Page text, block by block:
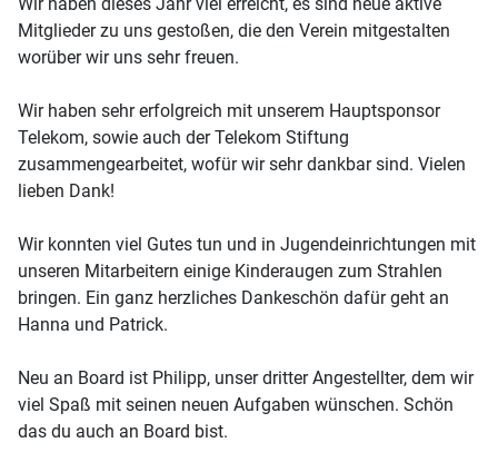
Mitglieder zu uns gestoßen, die den Verein mitgestalten
worüber wir uns sehr freuen.
Wir haben sehr erfolgreich mit unserem Hauptsponsor
Telekom, sowie auch der Telekom Stiftung
zusammengearbeitet, wofür wir sehr dankbar sind. Vielen
lieben Dank!
Wir konnten viel Gutes tun und in Jugendeinrichtungen mit
unseren Mitarbeitern einige Kinderaugen zum Strahlen
bringen. Ein ganz herzliches Dankeschön dafür geht an
Hanna und Patrick.
Neu an Board ist Philipp, unser dritter Angestellter, dem wir
viel Spaß mit seinen neuen Aufgaben wünschen. Schön
das du auch an Board bist.